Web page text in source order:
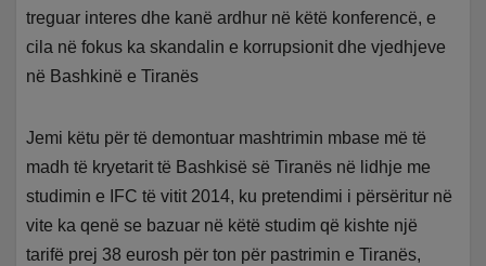
treguar interes dhe kanë ardhur në këtë konferencë, e
cila në fokus ka skandalin e korrupsionit dhe vjedhjeve
në Bashkinë e Tiranës
Jemi këtu për të demontuar mashtrimin mbase më të
madh të kryetarit të Bashkisë së Tiranës në lidhje me
studimin e IFC të vitit 2014, ku pretendimi i përsëritur në
vite ka qenë se bazuar në këtë studim që kishte një
tarifë prej 38 eurosh për ton për pastrimin e Tiranës,